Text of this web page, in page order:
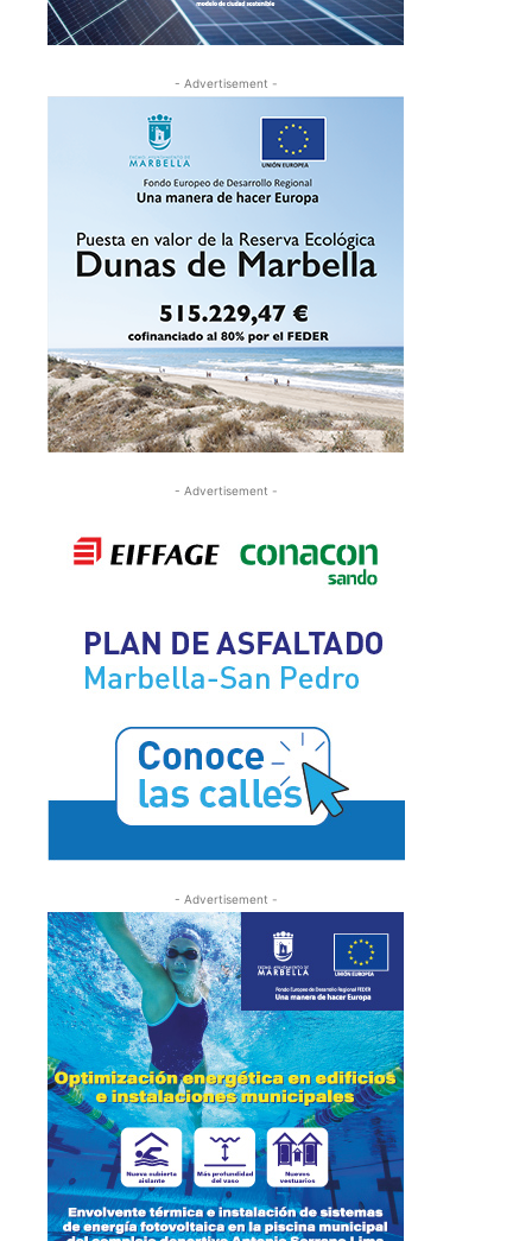
- Advertisement -
- Advertisement -
- Advertisement -